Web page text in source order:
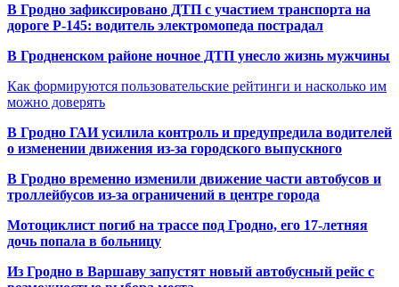
В Гродно зафиксировано ДТП с участием транспорта на
дороге Р-145: водитель электромопеда пострадал
В Гродненском районе ночное ДТП унесло жизнь мужчины
Как формируются пользовательские рейтинги и насколько им
можно доверять
В Гродно ГАИ усилила контроль и предупредила водителей
о изменении движения из-за городского выпускного
В Гродно временно изменили движение части автобусов и
троллейбусов из-за ограничений в центре города
Мотоциклист погиб на трассе под Гродно, его 17-летняя
дочь попала в больницу
Из Гродно в Варшаву запустят новый автобусный рейс с